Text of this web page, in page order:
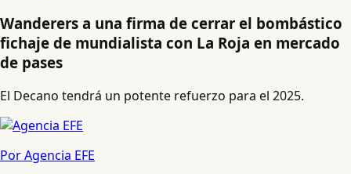
Wanderers a una firma de cerrar el bombástico
fichaje de mundialista con La Roja en mercado
de pases
El Decano tendrá un potente refuerzo para el 2025.
Por Agencia EFE